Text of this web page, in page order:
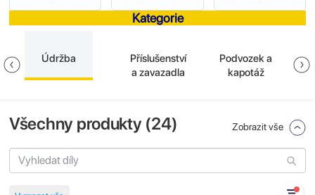
Kategorie
Údržba
Příslušenství
a zavazadla
Podvozek a
kapotáž
Všechny produkty (24) Zobrazit vše